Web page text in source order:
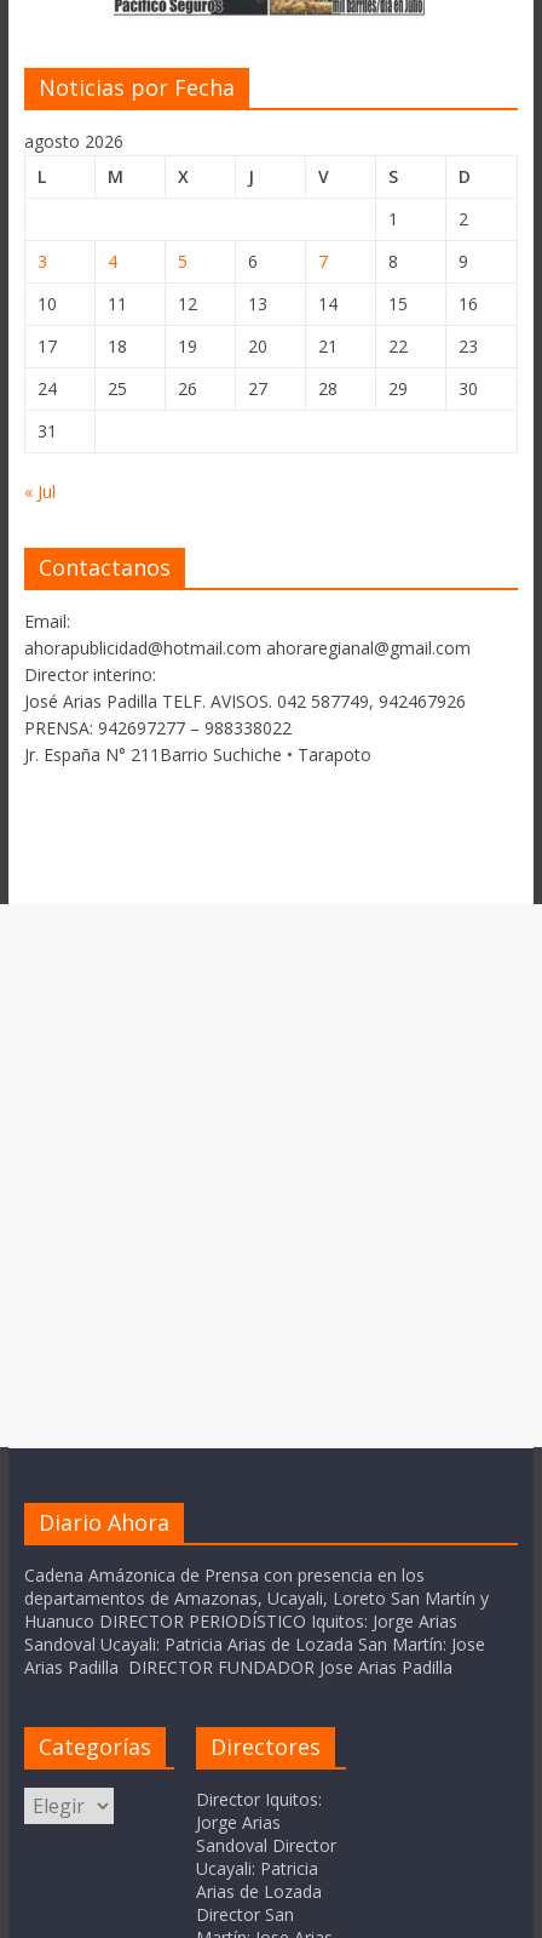
Noticias por Fecha
agosto 2026
L
M X J V S
D
1
2
3
4 5 6 7 8
9
10
11 12 13 14 15
16
17
18 19 20 21 22
23
24
25 26 27 28 29
30
31
« Jul
Contactanos
Email:
ahorapublicidad@hotmail.com ahoraregianal@gmail.com
Director interino:
José Arias Padilla TELF. AVISOS. 042 587749, 942467926
PRENSA: 942697277 – 988338022
Jr. España N° 211Barrio Suchiche • Tarapoto
Diario Ahora
Cadena Amázonica de Prensa con presencia en los
departamentos de Amazonas, Ucayali, Loreto San Martín y
Huanuco DIRECTOR PERIODÍSTICO Iquitos: Jorge Arias
Sandoval Ucayali: Patricia Arias de Lozada San Martín: Jose
Arias Padilla DIRECTOR FUNDADOR Jose Arias Padilla
Categorías
Categorías
Directores
Director Iquitos:
Jorge Arias
Sandoval Director
Ucayali: Patricia
Arias de Lozada
Director San